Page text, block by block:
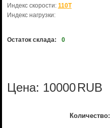
Индекс скорости: 110T
Индекс нагрузки:
Остаток склада: 0
Цена: 10000RUB
Количество: